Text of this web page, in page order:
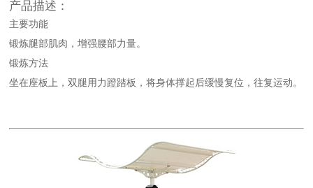
产品描述：
主要功能
锻炼腿部肌肉，增强腰部力量。
锻炼方法
坐在座板上，双腿用力蹬踏板，将身体撑起后缓慢复位，往复运动。